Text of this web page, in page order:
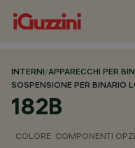
INTERNI/APPARECCHI PER
SOSPENSIONE PER BINARIO
182B
COLORE COMPONENTI